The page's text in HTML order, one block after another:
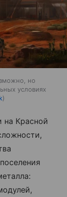
но
условиях
на Красной